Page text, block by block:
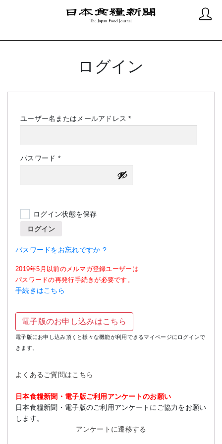
ログイン
ユーザー名またはメールアドレス*必
パスワード *必
須
ログイン状態を保存
ログイン
パスワードをお忘れですか ?
2019年5月以前のメルマガ登録ユーザーは
パスワードの再発行手続きが必要です。
手続きはこちら
電子版のお申し込みはこちら
電子版にお申し込み頂くと様々な機能が利用できるマイページにログインで
きます。
よくあるご質問はこちら
日本食糧新聞・電子版ご利用アンケートのお願い
日本食糧新聞・電子版のご利用アンケートにご協力をお願い
します。
アンケートに遷移する